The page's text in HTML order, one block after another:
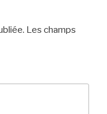
Les champs